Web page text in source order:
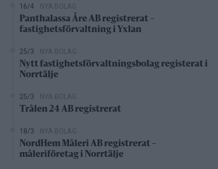
16/4 NYA BOLAG
Panthalassa Åre AB registrerat –
fastighetsförvaltning i Yxlan
25/3 NYA BOLAG
Nytt fastighetsförvaltningsbolag registerat i
Norrtälje
25/3 NYA BOLAG
Trålen 24 AB registrerat
18/3 NYA BOLAG
NordHem Måleri AB registrerat –
måleriföretag i Norrtälje